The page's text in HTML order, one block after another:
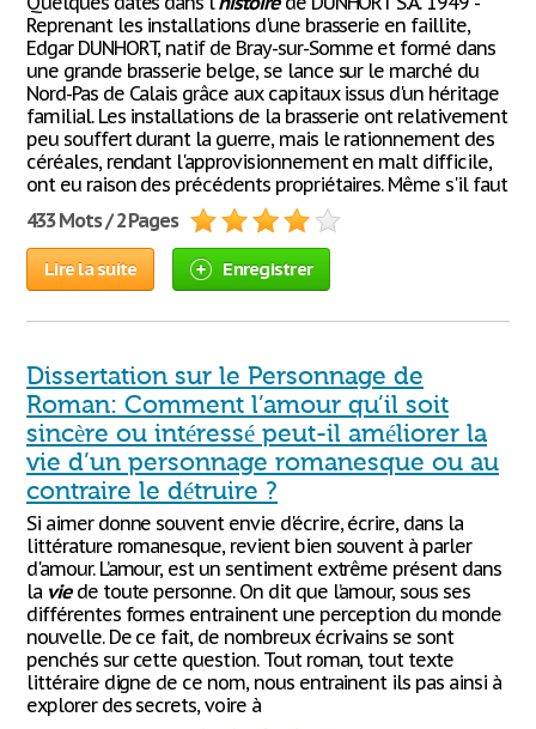
Reprenant les installations d'une brasserie en faillite,
Edgar DUNHORT, natif de Bray-sur-Somme et formé dans
une grande brasserie belge, se lance sur le marché du
Nord-Pas de Calais grâce aux capitaux issus d'un héritage
familial. Les installations de la brasserie ont relativement
peu souffert durant la guerre, mais le rationnement des
céréales, rendant l'approvisionnement en malt difficile,
ont eu raison des précédents propriétaires. Même s'il faut
433 Mots / 2 Pages
Lire la suite Enregistrer
Dissertation sur le Personnage de
Roman: Comment l’amour qu’il soit
sincère ou intéressé peut-il améliorer la
vie d’un personnage romanesque ou au
contraire le détruire ?
Si aimer donne souvent envie d'écrire, écrire, dans la
littérature romanesque, revient bien souvent à parler
d'amour. L’amour, est un sentiment extrême présent dans
la viede toute personne. On dit que l’amour, sous ses
différentes formes entrainent une perception du monde
nouvelle. De ce fait, de nombreux écrivains se sont
penchés sur cette question. Tout roman, tout texte
littéraire digne de ce nom, nous entrainent ils pas ainsi à
explorer des secrets, voire à